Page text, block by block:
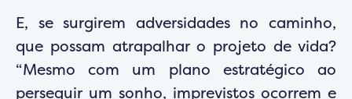
E, se surgirem adversidades no caminho,
que possam atrapalhar o projeto de vida?
“Mesmo com um plano estratégico ao
perseguir um sonho, imprevistos ocorrem e